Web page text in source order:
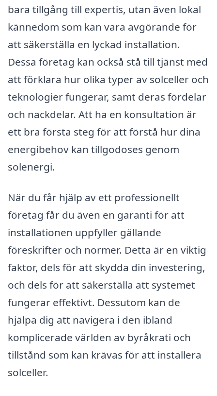
bara tillgång till expertis, utan även lokal
kännedom som kan vara avgörande för
att säkerställa en lyckad installation.
Dessa företag kan också stå till tjänst med
att förklara hur olika typer av solceller och
teknologier fungerar, samt deras fördelar
och nackdelar. Att ha en konsultation är
ett bra första steg för att förstå hur dina
energibehov kan tillgodoses genom
solenergi.
När du får hjälp av ett professionellt
företag får du även en garanti för att
installationen uppfyller gällande
föreskrifter och normer. Detta är en viktig
faktor, dels för att skydda din investering,
och dels för att säkerställa att systemet
fungerar effektivt. Dessutom kan de
hjälpa dig att navigera i den ibland
komplicerade världen av byråkrati och
tillstånd som kan krävas för att installera
solceller.